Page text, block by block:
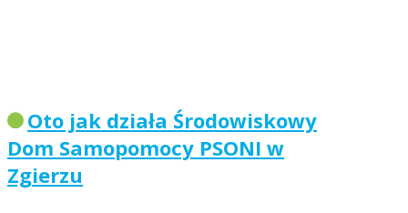
Oto jak działa Środowiskowy
Dom Samopomocy PSONI w
Zgierzu